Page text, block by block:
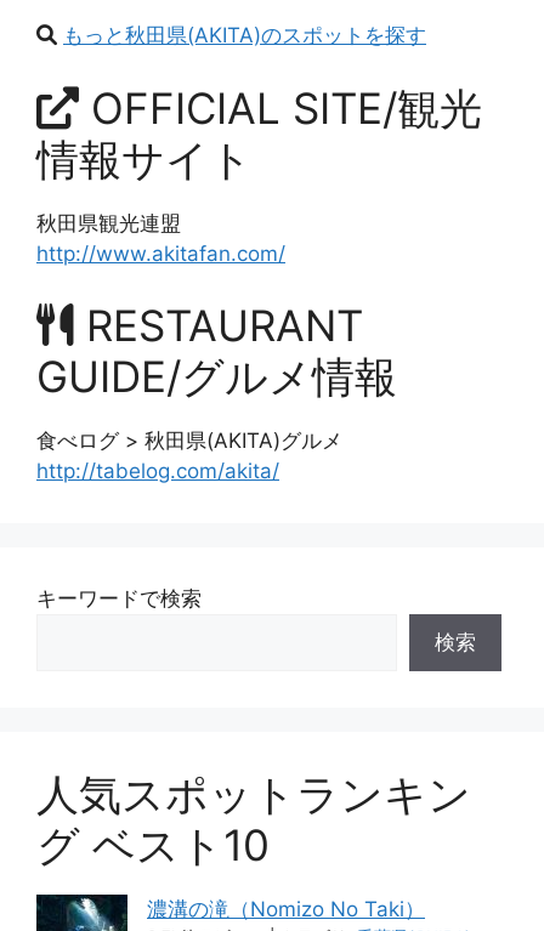
もっと秋田県(AKITA)のスポットを探す
OFFICIAL SITE/観光
情報サイト
秋田県観光連盟
http://www.akitafan.com/
RESTAURANT
GUIDE/グルメ情報
食べログ > 秋田県(AKITA)グルメ
http://tabelog.com/akita/
キーワードで検索
検索
人気スポットランキン
グ ベスト10
濃溝の滝（Nomizo No Taki）